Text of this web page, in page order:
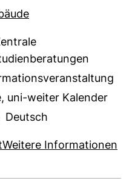
uni-weiter Kalender
Deutsch
, 1 KB (öffnet neues
Weitere Informationen